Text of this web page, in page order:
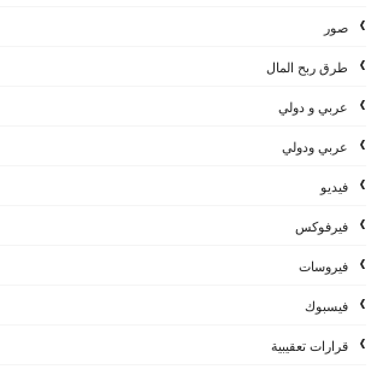
صور
طرق ربح المال
عربي و دولي
عربي ودولي
فيديو
فيرفوكس
فيروسات
فيسبوك
قرارات تعقيبية